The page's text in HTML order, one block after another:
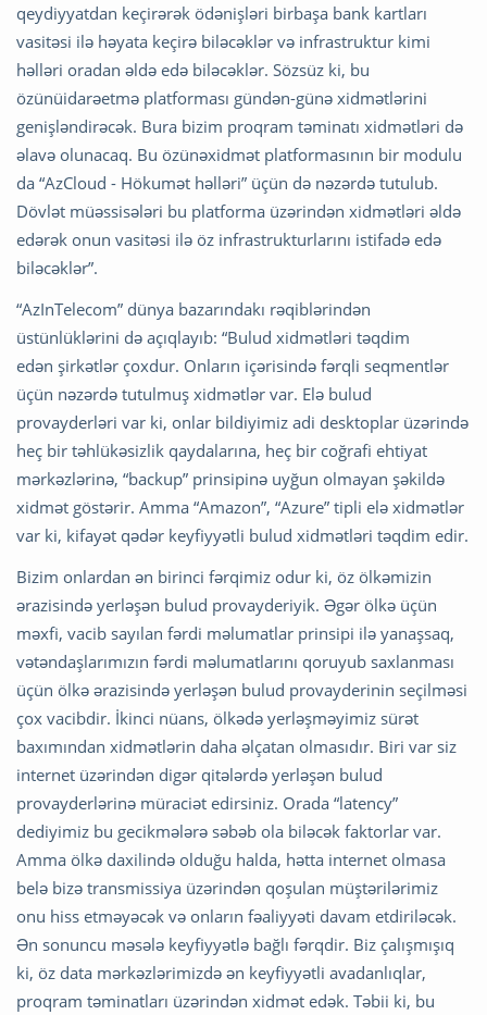
qeydiyyatdan keçirərək ödənişləri birbaşa bank kartları
vasitəsi ilə həyata keçirə biləcəklər və infrastruktur kimi
həlləri oradan əldə edə biləcəklər. Sözsüz ki, bu
özünüidarəetmə platforması gündən-günə xidmətlərini
genişləndirəcək. Bura bizim proqram təminatı xidmətləri də
əlavə olunacaq. Bu özünəxidmət platformasının bir modulu
da “AzCloud - Hökumət həlləri” üçün də nəzərdə tutulub.
Dövlət müəssisələri bu platforma üzərindən xidmətləri əldə
edərək onun vasitəsi ilə öz infrastrukturlarını istifadə edə
biləcəklər”.
“AzInTelecom” dünya bazarındakı rəqiblərindən
üstünlüklərini də açıqlayıb: “Bulud xidmətləri təqdim
edən şirkətlər çoxdur. Onların içərisində fərqli seqmentlər
üçün nəzərdə tutulmuş xidmətlər var. Elə bulud
provayderləri var ki, onlar bildiyimiz adi desktoplar üzərində
heç bir təhlükəsizlik qaydalarına, heç bir coğrafi ehtiyat
mərkəzlərinə, “backup” prinsipinə uyğun olmayan şəkildə
xidmət göstərir. Amma “Amazon”, “Azure” tipli elə xidmətlər
var ki, kifayət qədər keyfiyyətli bulud xidmətləri təqdim edir.
Bizim onlardan ən birinci fərqimiz odur ki, öz ölkəmizin
ərazisində yerləşən bulud provayderiyik. Əgər ölkə üçün
məxfi, vacib sayılan fərdi məlumatlar prinsipi ilə yanaşsaq,
vətəndaşlarımızın fərdi məlumatlarını qoruyub saxlanması
üçün ölkə ərazisində yerləşən bulud provayderinin seçilməsi
çox vacibdir. İkinci nüans, ölkədə yerləşməyimiz sürət
baxımından xidmətlərin daha əlçatan olmasıdır. Biri var siz
internet üzərindən digər qitələrdə yerləşən bulud
provayderlərinə müraciət edirsiniz. Orada “latency”
dediyimiz bu gecikmələrə səbəb ola biləcək faktorlar var.
Amma ölkə daxilində olduğu halda, hətta internet olmasa
belə bizə transmissiya üzərindən qoşulan müştərilərimiz
onu hiss etməyəcək və onların fəaliyyəti davam etdiriləcək.
Ən sonuncu məsələ keyfiyyətlə bağlı fərqdir. Biz çalışmışıq
ki, öz data mərkəzlərimizdə ən keyfiyyətli avadanlıqlar,
proqram təminatları üzərindən xidmət edək. Təbii ki, bu